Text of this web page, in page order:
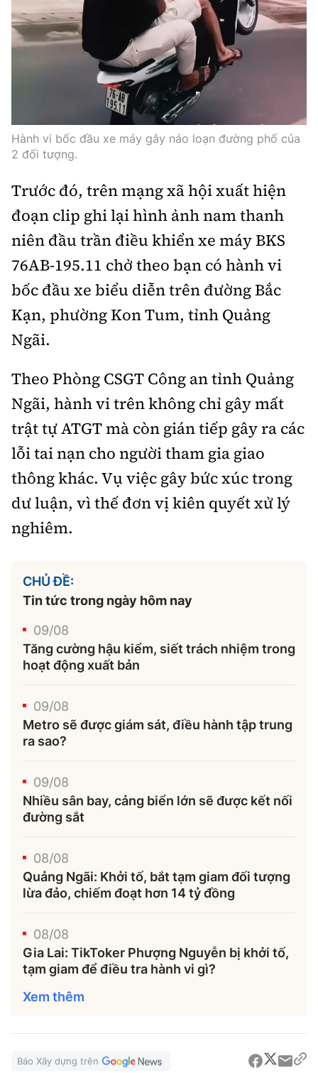
Hành vi bốc đầu xe máy gây náo loạn đường phố của
2 đối tượng.
Trước đó, trên mạng xã hội xuất hiện
đoạn clip ghi lại hình ảnh nam thanh
niên đầu trần điều khiển xe máy BKS
76AB-195.11 chở theo bạn có hành vi
bốc đầu xe biểu diễn trên đường Bắc
Kạn, phường Kon Tum, tỉnh Quảng
Ngãi.
Theo Phòng CSGT Công an tỉnh Quảng
Ngãi, hành vi trên không chỉ gây mất
trật tự ATGT mà còn gián tiếp gây ra các
lỗi tai nạn cho người tham gia giao
thông khác. Vụ việc gây bức xúc trong
dư luận, vì thế đơn vị kiên quyết xử lý
nghiêm.
CHỦ ĐỀ:
Tin tức trong ngày hôm nay
09/08
Tăng cường hậu kiểm, siết trách nhiệm trong
hoạt động xuất bản
09/08
Metro sẽ được giám sát, điều hành tập trung
ra sao?
09/08
Nhiều sân bay, cảng biển lớn sẽ được kết nối
đường sắt
08/08
Quảng Ngãi: Khởi tố, bắt tạm giam đối tượng
lừa đảo, chiếm đoạt hơn 14 tỷ đồng
08/08
Gia Lai: TikToker Phượng Nguyễn bị khởi tố,
tạm giam để điều tra hành vi gì?
Xem thêm
Báo Xây dựng trên